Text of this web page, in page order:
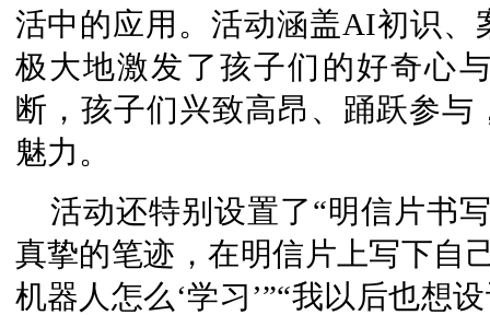
活中的应用。活动涵盖AI初识
极大地激发了孩子们的好奇心
断，孩子们兴致高昂、踊跃参
魅力。
活动还特别设置了“明信片书
真挚的笔迹，在明信片上写下自
机器人怎么‘学习’”“我以后也想